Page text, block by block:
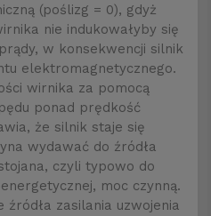
(poślizg = 0), gdyż
nie indukowałyby się
w konsekwencji silnik
elektromagnetycznego.
wirnika za pomocą
ponad prędkość
że silnik staje się
wydawać do źródła
czyli typowo do
moc czynną.
zasilania uzwojenia